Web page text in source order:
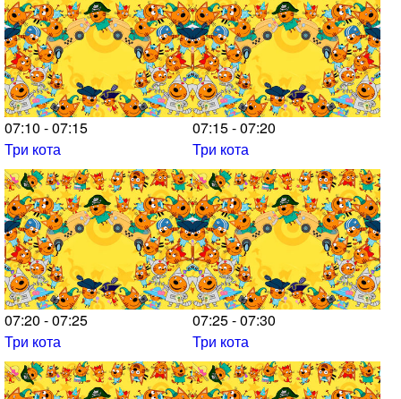
07:10 - 07:15
Три кота
07:15 - 07:20
Три кота
07:20 - 07:25
Три кота
07:25 - 07:30
Три кота